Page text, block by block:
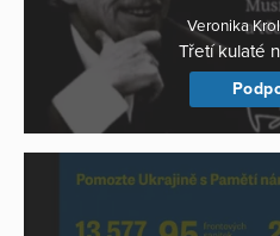
Veronika
Třetí kulaté